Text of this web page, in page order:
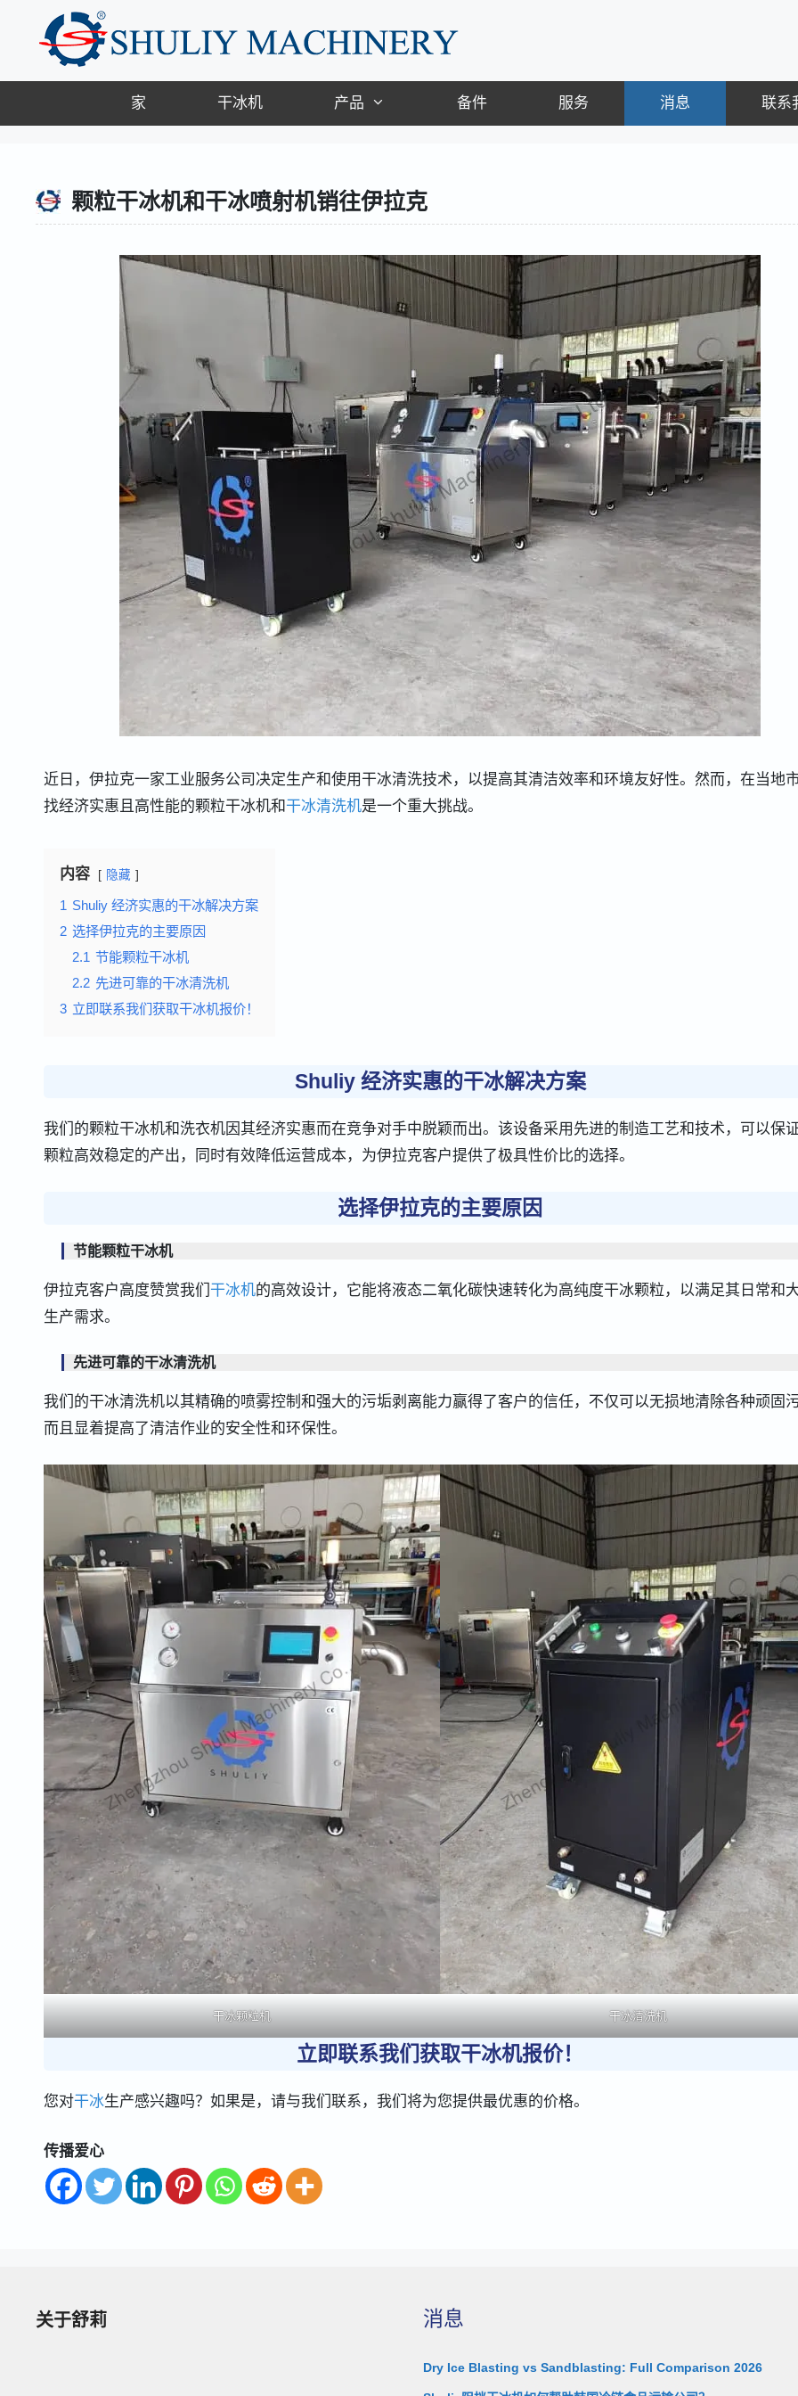
家 干冰机 产品 备件 服务 消息 联系
颗粒干冰机和干冰喷射机销往伊拉克
近日，伊拉克一家工业服务公司决定生产和使用干冰清洗技术，以提高其清洁效率和环境友好性。然而，在当地
找经济实惠且高性能的颗粒干冰机和 干冰清洗机是一个重大挑战。
内容 隐藏
1 Shuliy 经济实惠的干冰解决方案
2 选择伊拉克的主要原因
2.1 节能颗粒干冰机
2.2 先进可靠的干冰清洗机
3 立即联系我们获取干冰机报价！
Shuliy 经济实惠的干冰解决方案
我们的颗粒干冰机和洗衣机因其经济实惠而在竞争对手中脱颖而出。该设备采用先进的制造工艺和技术，可以保
颗粒高效稳定的产出，同时有效降低运营成本，为伊拉克客户提供了极具性价比的选择。
选择伊拉克的主要原因
节能颗粒干冰机
伊拉克客户高度赞赏我们 干冰机的高效设计，它能将液态二氧化碳快速转化为高纯度干冰颗粒，以满足其日常和
生产需求。
先进可靠的干冰清洗机
我们的干冰清洗机以其精确的喷雾控制和强大的污垢剥离能力赢得了客户的信任，不仅可以无损地清除各种顽固
而且显着提高了清洁作业的安全性和环保性。
干冰颗粒机 干冰清洗机
立即联系我们获取干冰机报价！
您对干冰生产感兴趣吗？如果是，请与我们联系，我们将为您提供最优惠的价格。
传播爱心
关于舒莉 消息
Dry Ice Blasting vs Sandblasting: Full Comparison 2026